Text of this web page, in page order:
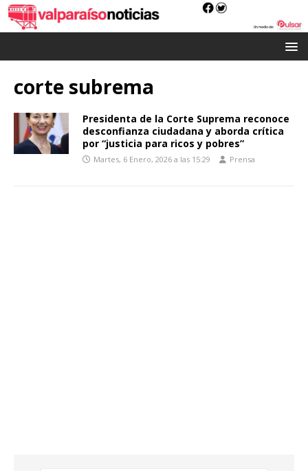
corte subrema
Presidenta de la Corte Suprema reconoce
desconfianza ciudadana y aborda crítica
por “justicia para ricos y pobres”
Martes, 6 Enero, 2026 a las 15:29 Prensa